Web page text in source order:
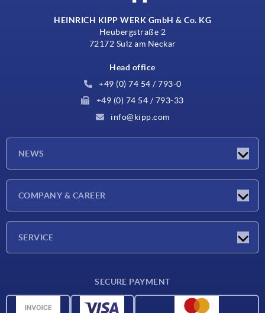
HEINRICH KIPP WERK GmbH & Co. KG
Heubergstraße 2
72172 Sulz am Neckar
Head office
+49 (0) 74 54 / 793-0
+49 (0) 74 54 / 793-33
info@kipp.com
NEWS
Press Reports
COMPANY & CAREER
SERVICE
Material overview
SECURE PAYMENT